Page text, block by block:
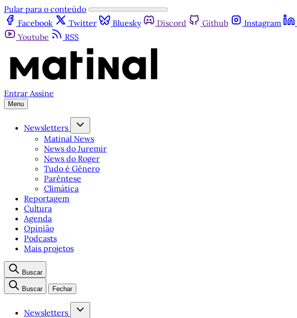
Pular para o conteúdo
Facebook
Twitter Bluesky Discord Github Instagram
Youtube
RSS
Entrar Assine
Menu
Newsletters
Matinal News
News do Juremir
News do Roger
Tudo é Gênero
Parêntese
Climática
Reportagem
Cultura
Agenda
Opinião
Podcasts
Mais projetos
Buscar
Buscar Fechar
Newsletters